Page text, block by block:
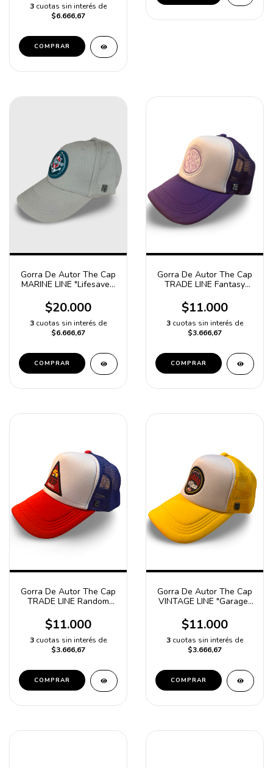
3 cuotas sin interés de
$6.666,67
COMPRAR
Gorra De Autor The Cap
MARINE LINE "Lifesaver"
$20.000
3 cuotas sin interés de
$6.666,67
COMPRAR
Gorra De Autor The Cap
TRADE LINE Fantasy
Poliester
$11.000
3 cuotas sin interés de
$3.666,67
COMPRAR
Gorra De Autor The Cap
TRADE LINE Random
Blanco, Rojo y Azul
Trucker Poliester
$11.000
3 cuotas sin interés de
$3.666,67
COMPRAR
Gorra De Autor The Cap
VINTAGE LINE "Garage"
Trucker Poliester
$11.000
3 cuotas sin interés de
$3.666,67
COMPRAR